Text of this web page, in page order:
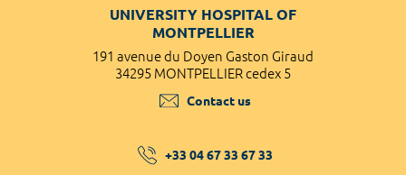
UNIVERSITY HOSPITAL OF
MONTPELLIER
191 avenue du Doyen Gaston Giraud
34295 MONTPELLIER cedex 5
Contact us
+33 04 67 33 67 33